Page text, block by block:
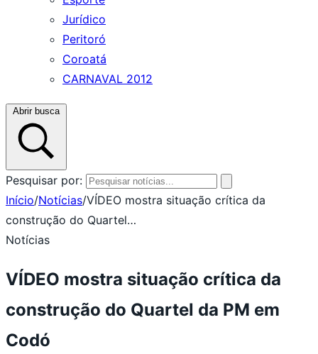
Jurídico
Peritoró
Coroatá
CARNAVAL 2012
Abrir busca
Pesquisar por:
Início/Notícias/VÍDEO mostra situação crítica da
construção do Quartel…
Notícias
VÍDEO mostra situação crítica da
construção do Quartel da PM em
Codó